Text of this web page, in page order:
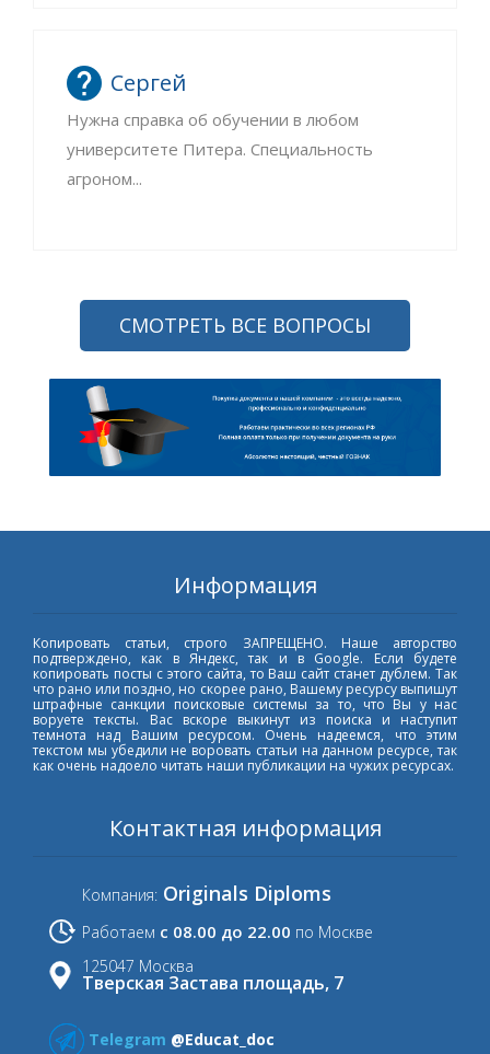
Сергей
Нужна справка об обучении в любом
университете Питера. Специальность
агроном...
СМОТРЕТЬ ВСЕ ВОПРОСЫ
Информация
Копировать статьи, строго ЗАПРЕЩЕНО. Наше авторство
подтверждено, как в Яндекс, так и в Google. Если будете
копировать посты с этого сайта, то Ваш сайт станет дублем. Так
что рано или поздно, но скорее рано, Вашему ресурсу выпишут
штрафные санкции поисковые системы за то, что Вы у нас
воруете тексты. Вас вскоре выкинут из поиска и наступит
темнота над Вашим ресурсом. Очень надеемся, что этим
текстом мы убедили не воровать статьи на данном ресурсе, так
как очень надоело читать наши публикации на чужих ресурсах.
Контактная информация
Компания: Originals Diploms
Работаем с 08.00 до 22.00 по Москве
125047 Москва
Тверская Застава площадь, 7
Telegram @Educat_doc